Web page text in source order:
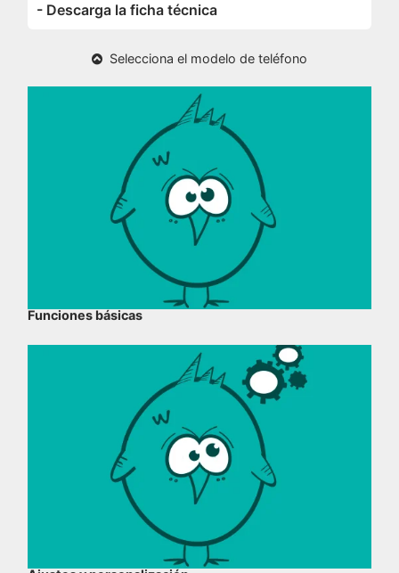
- Descarga la ficha técnica
Selecciona el modelo de teléfono
Funciones básicas